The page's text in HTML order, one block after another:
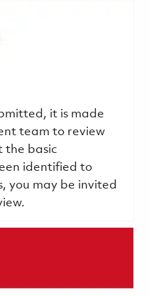
it is made
team to review
the basic
identified to
you may be invited